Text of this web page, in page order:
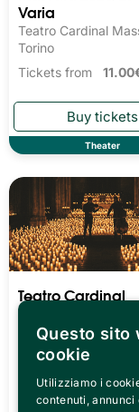
Varia
Teatro Cardinal
Torino
Tickets from
Theater
Teatro Cardinal
Massaia 2026/27 -
Concerti
Teatro Cardinal
Tickets from
Questo sito
cookie
Utilizziamo i
contenuti, annunci